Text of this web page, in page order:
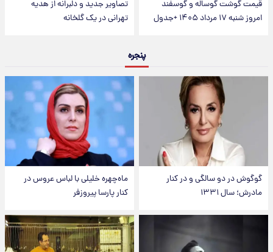
قیمت گوشت گوساله و گوسفند
امروز شنبه ۱۷ مرداد ۱۴۰۵ +جدول
تصاویر جدید و دلبرانه از هدیه
تهرانی در یک گلخانه
پنجره
گوگوش در دو سالگی و در کنار
مادرش؛ سال ۱۳۳۱
ماه‌چهره خلیلی با لباس عروس در
کنار پارسا پیروزفر